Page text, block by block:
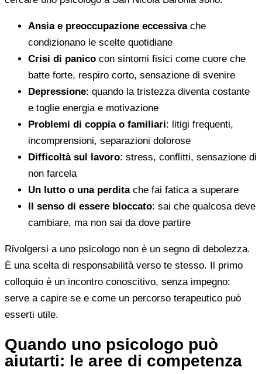
Ansia e preoccupazione eccessivache
condizionano le scelte quotidiane
Crisi di panico con sintomi fisici come cuore che
batte forte, respiro corto, sensazione di svenire
Depressione: quando la tristezza diventa costante
e toglie energia e motivazione
Problemi di coppia o familiari: litigi frequenti,
incomprensioni, separazioni dolorose
Difficoltà sul lavoro: stress, conflitti, sensazione di
non farcela
Un lutto o una perditache fai fatica a superare
Il senso di essere bloccato: sai che qualcosa deve
cambiare, ma non sai da dove partire
Rivolgersi a uno psicologo non è un segno di debolezza.
È una scelta di responsabilità verso te stesso. Il primo
colloquio è un incontro conoscitivo, senza impegno:
serve a capire se e come un percorso terapeutico può
esserti utile.
Quando uno psicologo può
aiutarti: le aree di competenza